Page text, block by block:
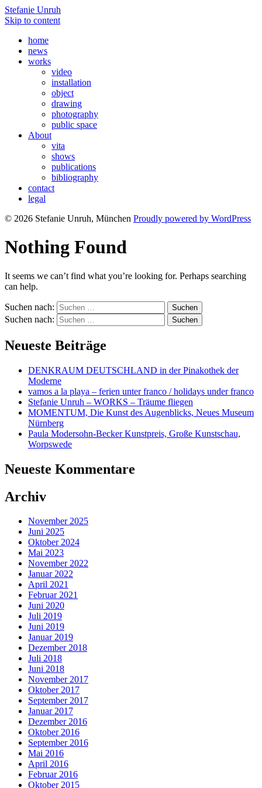
Stefanie Unruh
Skip to content
home
news
works
video
installation
object
drawing
photography
public space
About
vita
shows
publications
bibliography
contact
legal
© 2026 Stefanie Unruh, München Proudly powered by WordPress
Nothing Found
It seems we can’t find what you’re looking for. Perhaps searching
can help.
Suchen nach:
Suchen nach:
Neueste Beiträge
DENKRAUM DEUTSCHLAND in der Pinakothek der
Moderne
vamos a la playa – ferien unter franco / holidays under franco
Stefanie Unruh – WORKS – Träume fliegen
MOMENTUM, Die Kunst des Augenblicks, Neues Museum
Nürnberg
Paula Modersohn-Becker Kunstpreis, Große Kunstschau,
Worpswede
Neueste Kommentare
Archiv
November 2025
Juni 2025
Oktober 2024
Mai 2023
November 2022
Januar 2022
April 2021
Februar 2021
Juni 2020
Juli 2019
Juni 2019
Januar 2019
Dezember 2018
Juli 2018
Juni 2018
November 2017
Oktober 2017
September 2017
Januar 2017
Dezember 2016
Oktober 2016
September 2016
Mai 2016
April 2016
Februar 2016
Oktober 2015